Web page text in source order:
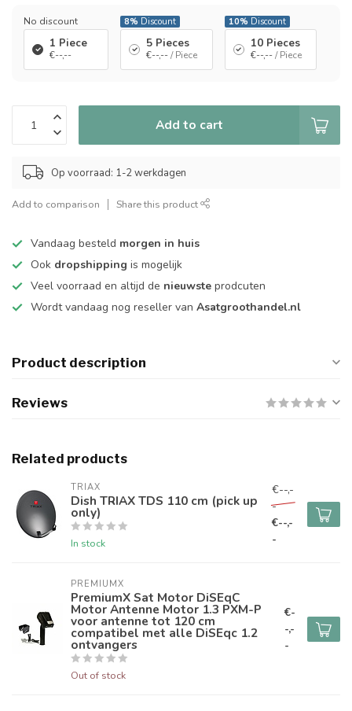
No discount
1 Piece
€--,--
8% Discount
5 Pieces
€--,-- / Piece
10% Discount
10 Pieces
€--,-- / Piece
Add to cart
Op voorraad: 1-2 werkdagen
Add to comparison Share this product
Vandaag besteld morgen in huis
Ook dropshipping is mogelijk
Veel voorraad en altijd de nieuwste prodcuten
Wordt vandaag nog reseller van Asatgroothandel.nl
Product description
Reviews
Related products
TRIAX
Dish TRIAX TDS 110 cm (pick up
only)
In stock
€--,-
-
€--,-
-
PREMIUMX
PremiumX Sat Motor DiSEqC
Motor Antenne Motor 1.3 PXM-P
voor antenne tot 120 cm
compatibel met alle DiSEqc 1.2
ontvangers
Out of stock
€-
-,-
-